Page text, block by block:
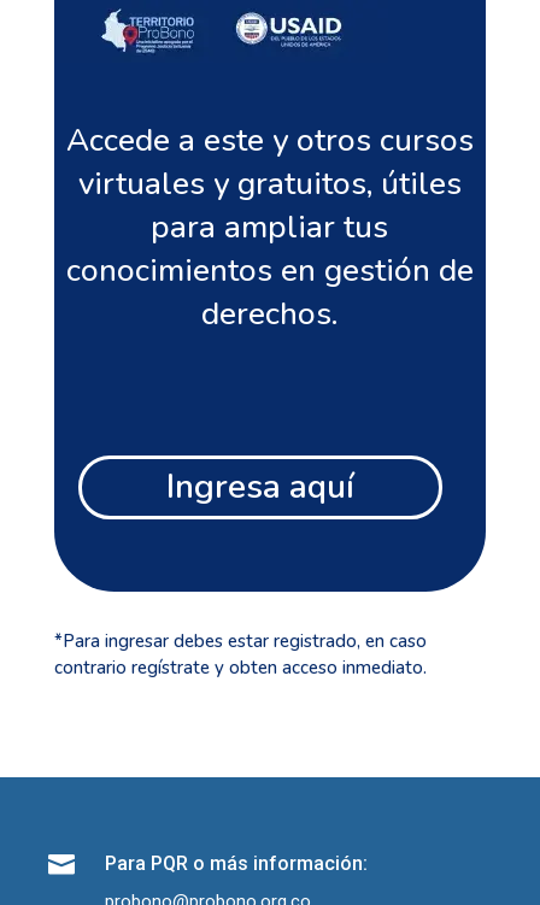
Accede a este y otros cursos
virtuales y gratuitos, útiles
para ampliar tus
conocimientos en gestión de
derechos.
Ingresa aquí
*Para ingresar debes estar registrado, en caso
contrario regístrate y obten acceso inmediato.
 Para PQR o más información: